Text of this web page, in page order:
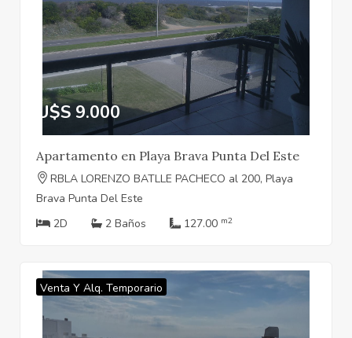
U$S 9.000
Apartamento en Playa Brava Punta Del Este
RBLA LORENZO BATLLE PACHECO al 200, Playa
Brava Punta Del Este
2D
2 Baños 127.00 m2
Venta Y Alq. Temporario